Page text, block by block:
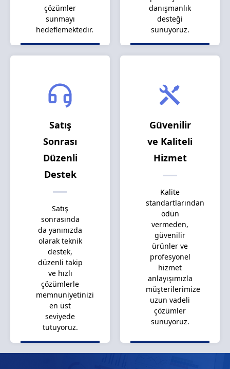
çözümler
sunmayı
hedeflemektedir.
danışmanlık
desteği
sunuyoruz.
Satış
Sonrası
Düzenli
Destek
Satış
sonrasında
da yanınızda
olarak teknik
destek,
düzenli takip
ve hızlı
çözümlerle
memnuniyetinizi
en üst
seviyede
tutuyoruz.
Güvenilir
ve Kaliteli
Hizmet
Kalite
standartlarından
ödün
vermeden,
güvenilir
ürünler ve
profesyonel
hizmet
anlayışımızla
müşterilerimize
uzun vadeli
çözümler
sunuyoruz.